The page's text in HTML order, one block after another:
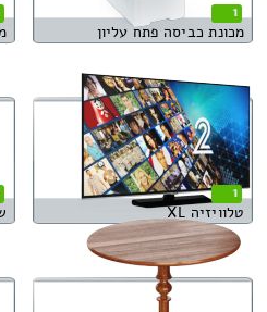
1
מכונת כביסה פתח עליון
1
טלוויזיה XL